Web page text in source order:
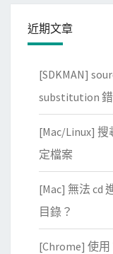
近期文章
[SDKMAN]
substitution
[Mac/Linux]
定檔案
[Mac] 無法 cd
目錄？
[Chrome] 使